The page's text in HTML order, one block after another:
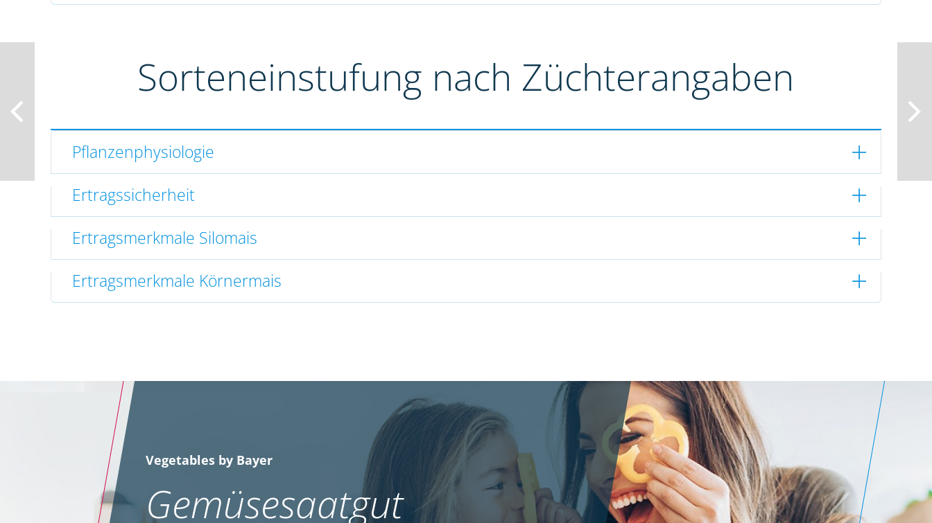
Sorteneinstufung nach Züchterangaben
Pflanzenphysiologie
Ertragssicherheit
Ertragsmerkmale Silomais
Ertragsmerkmale Körnermais
Vegetables by Bayer
Gemüsesaatgut